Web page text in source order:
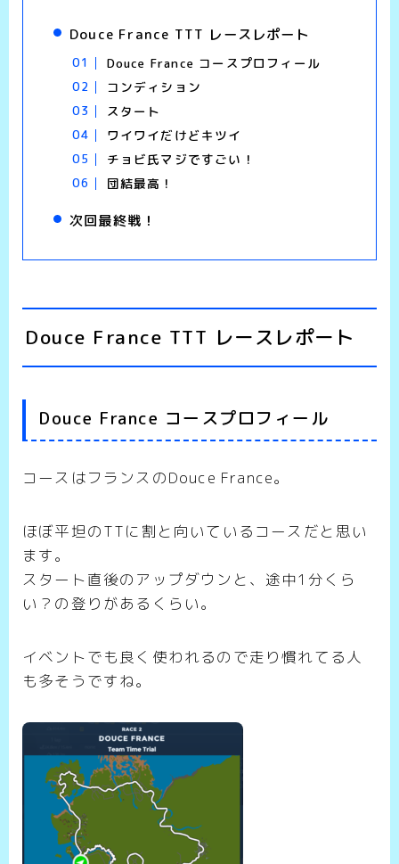
Douce France TTT レースレポート
Douce France コースプロフィール
コンディション
スタート
ワイワイだけどキツイ
チョビ氏マジですごい！
団結最高！
次回最終戦！
Douce France TTT レースレポート
Douce France コースプロフィール
コースはフランスのDouce France。
ほぼ平坦のTTに割と向いているコースだと思い
ます。
スタート直後のアップダウンと、途中1分くら
い？の登りがあるくらい。
イベントでも良く使われるので走り慣れてる人
も多そうですね。